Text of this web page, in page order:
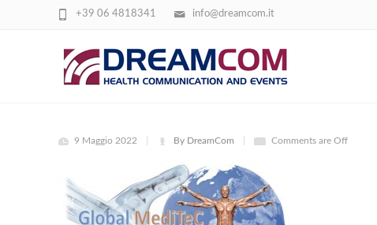
info@dreamcom.it
+39 06 4818341
LOGO GLOBALMEDITEC
9 Maggio 2022 By DreamCom Comments are Off